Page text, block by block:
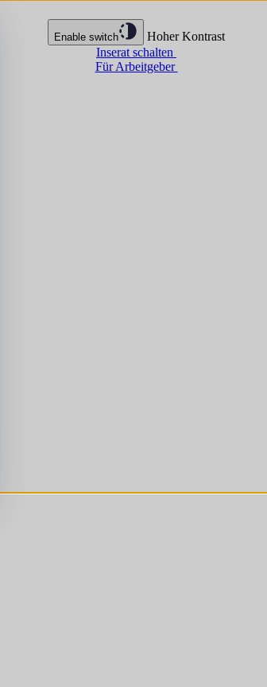
Enable switch
Hoher Kontrast
Inserat schalten
Für Arbeitgeber